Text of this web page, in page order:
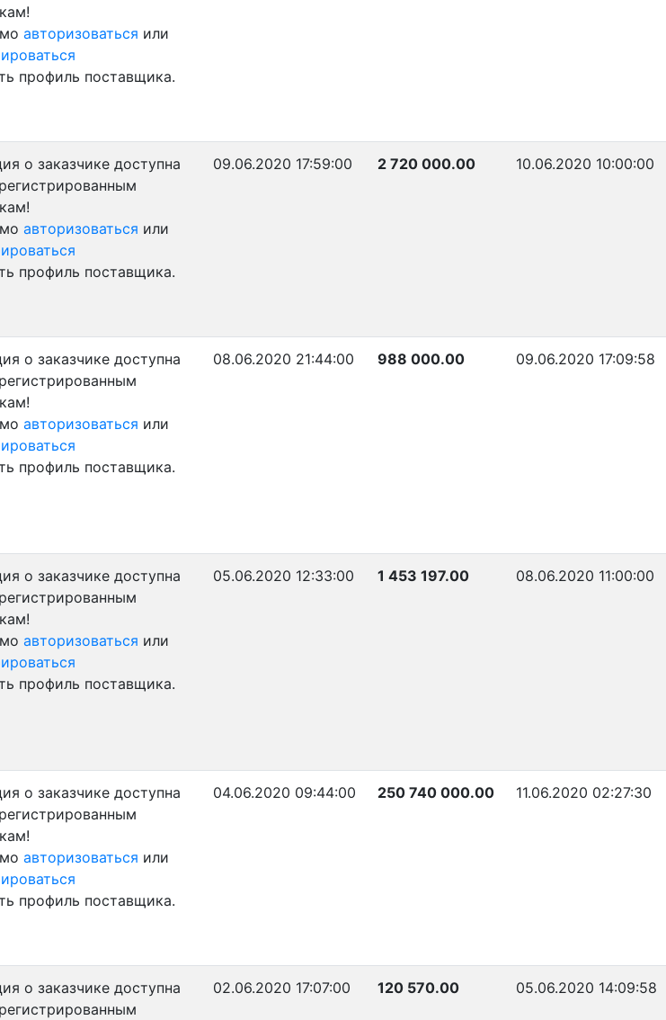
авторизоваться или
профиль поставщика.
о заказчике доступна
авторизоваться или
профиль поставщика.
09.06.2020 17:59:00 2 720 000.00 10.06.2020 10:00:00
о заказчике доступна
авторизоваться или
профиль поставщика.
08.06.2020 21:44:00 988 000.00 09.06.2020 17:09:58
о заказчике доступна
авторизоваться или
профиль поставщика.
05.06.2020 12:33:00 1 453 197.00 08.06.2020 11:00:00
о заказчике доступна
авторизоваться или
профиль поставщика.
04.06.2020 09:44:00 250 740 000.00 11.06.2020 02:27:30
о заказчике доступна
02.06.2020 17:07:00 120 570.00 05.06.2020 14:09:58